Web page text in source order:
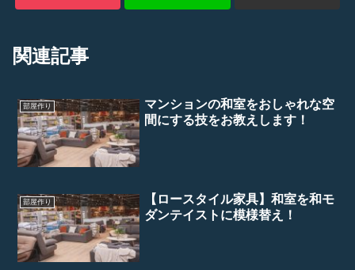
関連記事
部屋作り
マンションの和室をおしゃれな空
間にする技をお教えします！
部屋作り
【ロースタイル家具】和室を和モ
ダンテイストに模様替え！